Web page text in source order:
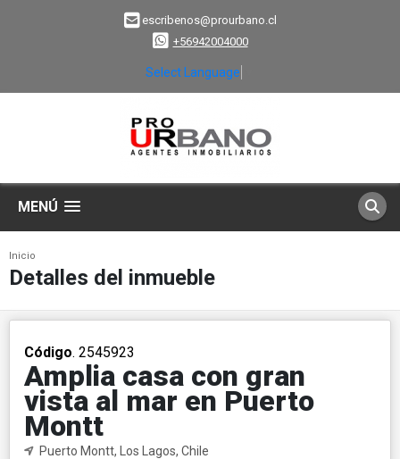
escribenos@prourbano.cl
+56942004000
Select Language
MENÚ
Inicio
Detalles del inmueble
Código. 2545923
Amplia casa con gran
vista al mar en Puerto
Montt
Puerto Montt, Los Lagos, Chile